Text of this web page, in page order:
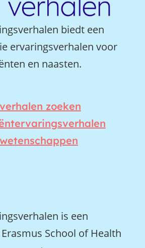
biedt een
ervaringsverhalen voor
en naasten.
zoeken
is een
School of Health